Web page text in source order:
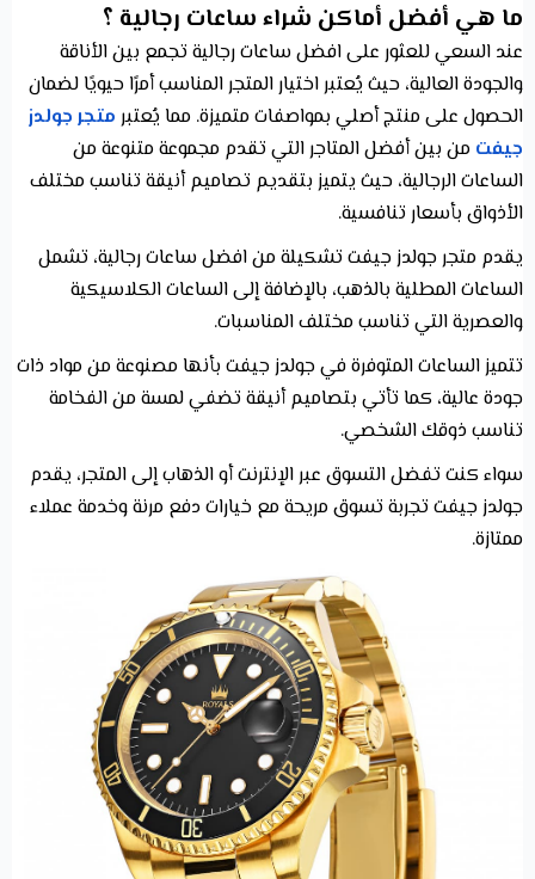
ما هي أفضل أماكن شراء ساعات رجالية ؟
عند السعي للعثور على افضل ساعات رجالية تجمع بين الأناقة
والجودة العالية، حيث يُعتبر اختيار المتجر المناسب أمرًا حيويًا لضمان
الحصول على منتج أصلي بمواصفات متميزة. مما يُعتبر متجر جولدز
جيفت من بين أفضل المتاجر التي تقدم مجموعة متنوعة من
الساعات الرجالية، حيث يتميز بتقديم تصاميم أنيقة تناسب مختلف
الأذواق بأسعار تنافسية.
يقدم متجر جولدز جيفت تشكيلة من افضل ساعات رجالية، تشمل
الساعات المطلية بالذهب، بالإضافة إلى الساعات الكلاسيكية
والعصرية التي تناسب مختلف المناسبات.
تتميز الساعات المتوفرة في جولدز جيفت بأنها مصنوعة من مواد ذات
جودة عالية، كما تأتي بتصاميم أنيقة تضفي لمسة من الفخامة
تناسب ذوقك الشخصي.
سواء كنت تفضل التسوق عبر الإنترنت أو الذهاب إلى المتجر، يقدم
جولدز جيفت تجربة تسوق مريحة مع خيارات دفع مرنة وخدمة عملاء
ممتازة.